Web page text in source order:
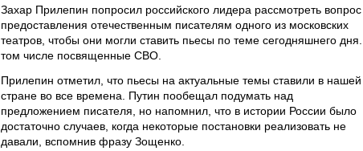
Захар Прилепин попросил российского лидера рассмотреть вопрос
предоставления отечественным писателям одного из московских
театров, чтобы они могли ставить пьесы по теме сегодняшнего
том числе посвященные СВО.
Прилепин отметил, что пьесы на актуальные темы ставили в нашей
стране во все времена. Путин пообещал подумать над
предложением писателя, но напомнил, что в истории России было
достаточно случаев, когда некоторые постановки реализовать не
давали, вспомнив фразу Зощенко.